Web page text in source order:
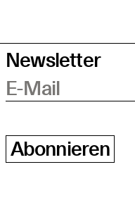
Newsletter
E-Mail
Abonnieren